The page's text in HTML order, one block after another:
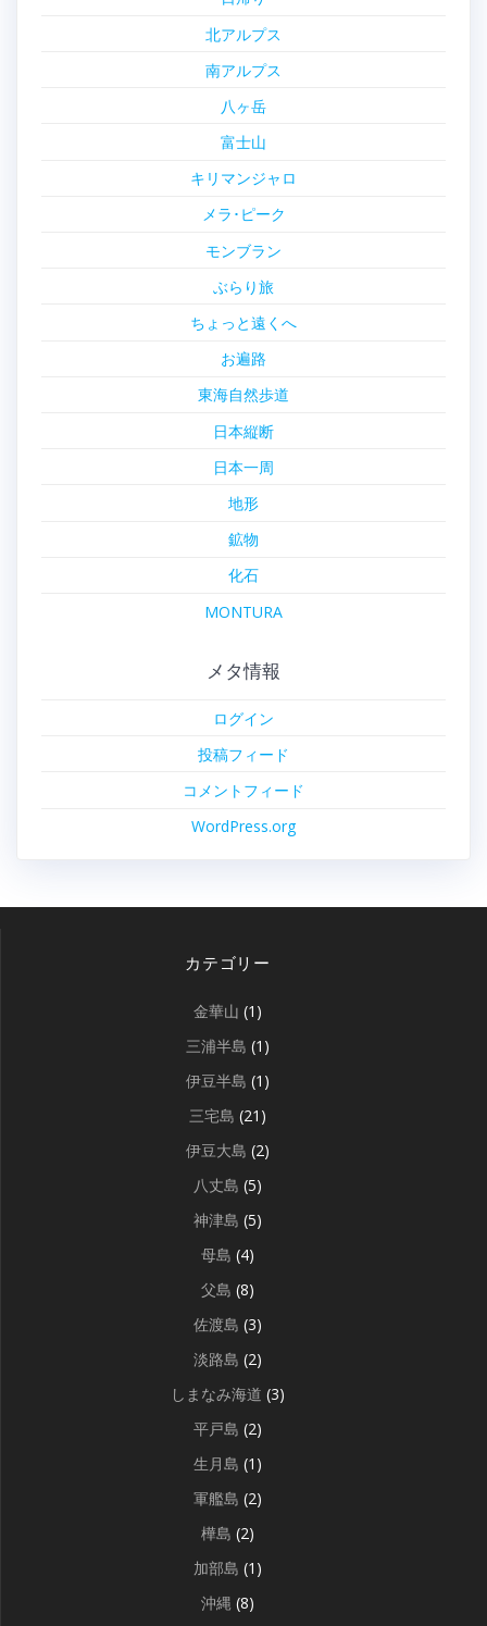
北アルプス
南アルプス
八ヶ岳
富士山
キリマンジャロ
メラ･ピーク
モンブラン
ぶらり旅
ちょっと遠くへ
お遍路
東海自然歩道
日本縦断
日本一周
地形
鉱物
化石
MONTURA
メタ情報
ログイン
投稿フィード
コメントフィード
WordPress.org
カテゴリー
金華山 (1)
三浦半島 (1)
伊豆半島 (1)
三宅島 (21)
伊豆大島 (2)
八丈島 (5)
神津島 (5)
母島 (4)
父島 (8)
佐渡島 (3)
淡路島 (2)
しまなみ海道 (3)
平戸島 (2)
生月島 (1)
軍艦島 (2)
樺島 (2)
加部島 (1)
沖縄 (8)